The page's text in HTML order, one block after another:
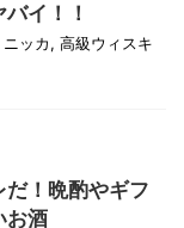
イ！！
ニッカ, 高級ウィスキ
！晩酌やギフ
お酒